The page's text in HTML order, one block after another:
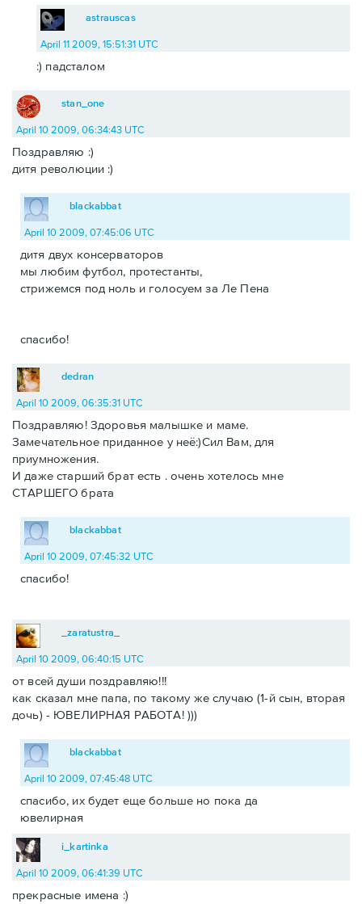
astrauscas
April 11 2009, 15:51:31 UTC
:) падсталом
stan_one
April 10 2009, 06:34:43 UTC
Поздравляю :)
дитя революции :)
blackabbat
April 10 2009, 07:45:06 UTC
дитя двух консерваторов
мы любим футбол, протестанты,
стрижемся под ноль и голосуем за Ле Пена
спасибо!
dedran
April 10 2009, 06:35:31 UTC
Поздравляю! Здоровья малышке и маме.
Замечательное приданное у неё:)Сил Вам, для
приумножения.
И даже старший брат есть . очень хотелось мне
СТАРШЕГО брата
blackabbat
April 10 2009, 07:45:32 UTC
спасибо!
_zaratustra_
April 10 2009, 06:40:15 UTC
от всей души поздравляю!!!
как сказал мне папа, по такому же случаю (1-й сын, вторая
дочь) - ЮВЕЛИРНАЯ РАБОТА! )))
blackabbat
April 10 2009, 07:45:48 UTC
спасибо, их будет еще больше но пока да
ювелирная
i_kartinka
April 10 2009, 06:41:39 UTC
прекрасные имена :)